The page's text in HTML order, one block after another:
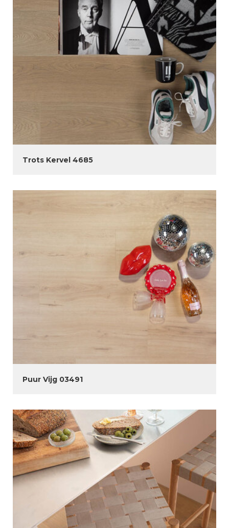
Trots Kervel 4685
Puur Vijg 03491